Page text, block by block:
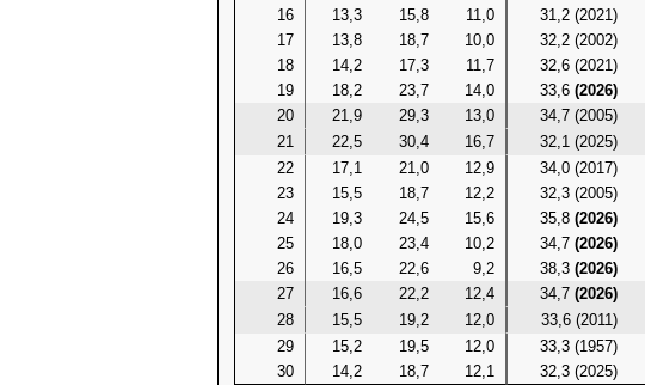
16
13,3 15,8 11,0 31,2 (2021)
17
13,8 18,7 10,0 32,2 (2002)
18
14,2 17,3 11,7 32,6 (2021)
19
18,2 23,7 14,0 33,6 (2026)
20
21,9 29,3 13,0 34,7 (2005)
21
22,5 30,4 16,7 32,1 (2025)
22
17,1 21,0 12,9 34,0 (2017)
23
15,5 18,7 12,2 32,3 (2005)
24
19,3 24,5 15,6 35,8 (2026)
25
18,0 23,4 10,2 34,7 (2026)
26
16,5 22,6 9,2 38,3 (2026)
27
16,6 22,2 12,4 34,7 (2026)
28
15,5 19,2 12,0 33,6 (2011)
29
15,2 19,5 12,0 33,3 (1957)
30
14,2 18,7 12,1 32,3 (2025)